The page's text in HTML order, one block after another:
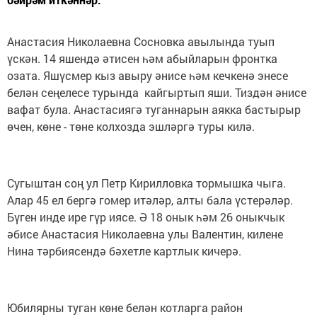
Анастасия Николаевна Сосновка авылында туып
үскән. 14 яшендә әтисен һәм абыйларын фронтка
озата. Яшүсмер кыз авыру әнисе һәм кечкенә энесе
белән сеңелесе турында кайгыртып яши. Тиздән әнисе
вафат була. Анастасиягә туганнарын аякка бастырыр
өчен, көне - төне колхозда эшләргә туры килә.
Сугыштан соң ул Петр Кирилловка тормышка чыга.
Алар 45 ел бергә гомер итәләр, алты бала үстерәләр.
Бүген инде ире гүр иясе. Ә 18 онык һәм 26 оныкчык
әбисе Анастасия Николаевна улы Валентин, килене
Нина тәрбиясендә бәхетле картлык кичерә.
Юбилярны туган көне белән котларга район